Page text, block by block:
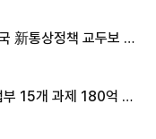
新통상정책 교두보 활
15개 과제 180억 지